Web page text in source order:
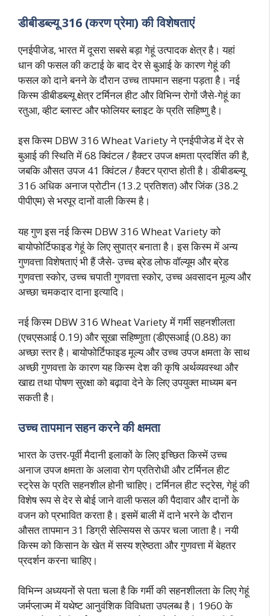
डीबीडब्ल्यू 316 (करण प्रेमा) की विशेषताएं
एनईपीजेड, भारत में दूसरा सबसे बड़ा गेहूं उत्पादक क्षेत्र है। यहां
धान की फसल की कटाई के बाद देर से बुआई के कारण गेहूं की
फसल को दाने बनने के दौरान उच्च तापमान सहना पड़ता है। नई
किस्म डीबीडब्ल्यू क्षेत्र टर्मिनल हीट और विभिन्न रोगों जैसे-गेहूं का
रतुआ, व्हीट ब्लास्ट और फोलियर ब्लाइट के प्रति सहिष्णु है।
इस किस्म DBW 316 Wheat Variety ने एनईपीजेड में देर से
बुआई की स्थिति में 68 क्विंटल / हैक्टर उपज क्षमता प्रदर्शित की है,
जबकि औसत उपज 41 क्विंटल / हैक्टर प्राप्त होती है। डीबीडब्ल्यू
316 अधिक अनाज प्रोटीन (13.2 प्रतिशत) और जिंक (38.2
पीपीएम) से भरपूर दानों वाली किस्म है।
यह गुण इस नई किस्म DBW 316 Wheat Variety को
बायोफोर्टिफाइड गेहूं के लिए सुपात्र बनाता है। इस किस्म में अन्य
गुणवत्ता विशेषताएं भी हैं जैसे- उच्च ब्रेड लोफ वॉल्यूम और ब्रेड
गुणवत्ता स्कोर, उच्च चपाती गुणवत्ता स्कोर, उच्च अवसादन मूल्य और
अच्छा चमकदार दाना इत्यादि।
नई किस्म DBW 316 Wheat Variety में गर्मी सहनशीलता
(एचएसआई 0.19) और सूखा सहिष्णुता (डीएसआई (0.88) का
अच्छा स्तर है। बायोफोर्टिफाइड मूल्य और उच्च उपज क्षमता के साथ
अच्छी गुणवत्ता के कारण यह किस्म देश की कृषि अर्थव्यवस्था और
खाद्य तथा पोषण सुरक्षा को बढ़ावा देने के लिए उपयुक्त माध्यम बन
सकती है।
उच्च तापमान सहन करने की क्षमता
भारत के उत्तर-पूर्वी मैदानी इलाकों के लिए इच्छित किस्में उच्च
अनाज उपज क्षमता के अलावा रोग प्रतिरोधी और टर्मिनल हीट
स्ट्रेस के प्रति सहनशील होनी चाहिए। टर्मिनल हीट स्ट्रेस, गेहूं की
विशेष रूप से देर से बोई जाने वाली फसल की पैदावार और दानों के
वजन को प्रभावित करता है। इसमें बाली में दाने भरने के दौरान
औसत तापमान 31 डिग्री सेल्सियस से ऊपर चला जाता है। नयी
किस्म को किसान के खेत में सस्य श्रेष्ठता और गुणवत्ता में बेहतर
प्रदर्शन करना चाहिए।
विभिन्न अध्ययनों से पता चला है कि गर्मी की सहनशीलता के लिए गेहूं
जर्मप्लाज्म में यथेष्ट आनुवंशिक विविधता उपलब्ध है। 1960 के